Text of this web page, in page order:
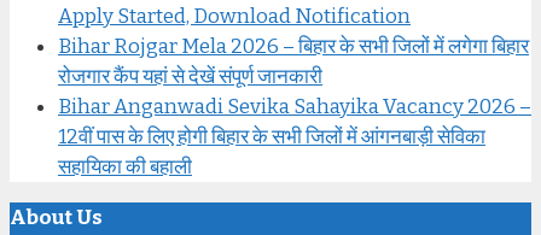
Apply Started, Download Notification
Bihar Rojgar Mela 2026 – बिहार के सभी जिलों में लगेगा बिहार
रोजगार कैंप यहां से देखें संपूर्ण जानकारी
Bihar Anganwadi Sevika Sahayika Vacancy 2026 –
12वीं पास के लिए होगी बिहार के सभी जिलों में आंगनबाड़ी सेविका
सहायिका की बहाली
About Us